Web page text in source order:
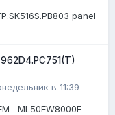
panel
в 11:39
ML50EW8000F